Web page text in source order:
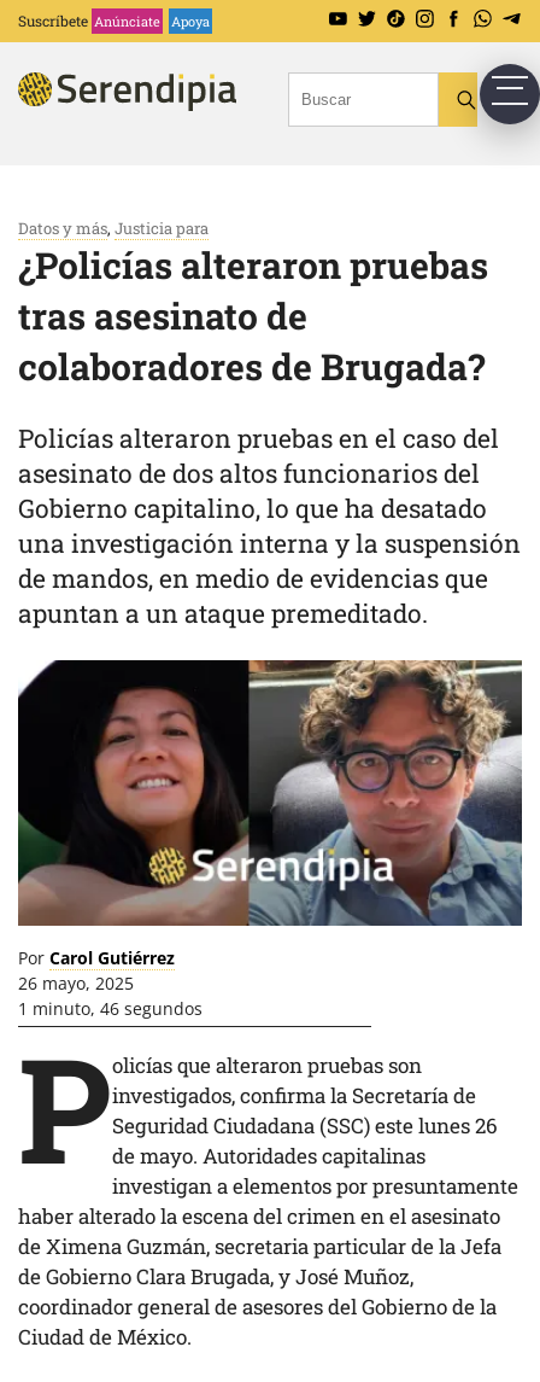
Suscríbete Anúnciate Apoya
Datos y más, Justicia para
¿Policías alteraron pruebas
tras asesinato de
colaboradores de Brugada?
Policías alteraron pruebas en el caso del
asesinato de dos altos funcionarios del
Gobierno capitalino, lo que ha desatado
una investigación interna y la suspensión
de mandos, en medio de evidencias que
apuntan a un ataque premeditado.
Por Carol Gutiérrez
26 mayo, 2025
1 minuto, 46 segundos
Policías que alteraron pruebas son
investigados, confirma la Secretaría de
Seguridad Ciudadana (SSC) este lunes 26
de mayo. Autoridades capitalinas
investigan a elementos por presuntamente
haber alterado la escena del crimen en el asesinato
de Ximena Guzmán, secretaria particular de la Jefa
de Gobierno Clara Brugada, y José Muñoz,
coordinador general de asesores del Gobierno de la
Ciudad de México.